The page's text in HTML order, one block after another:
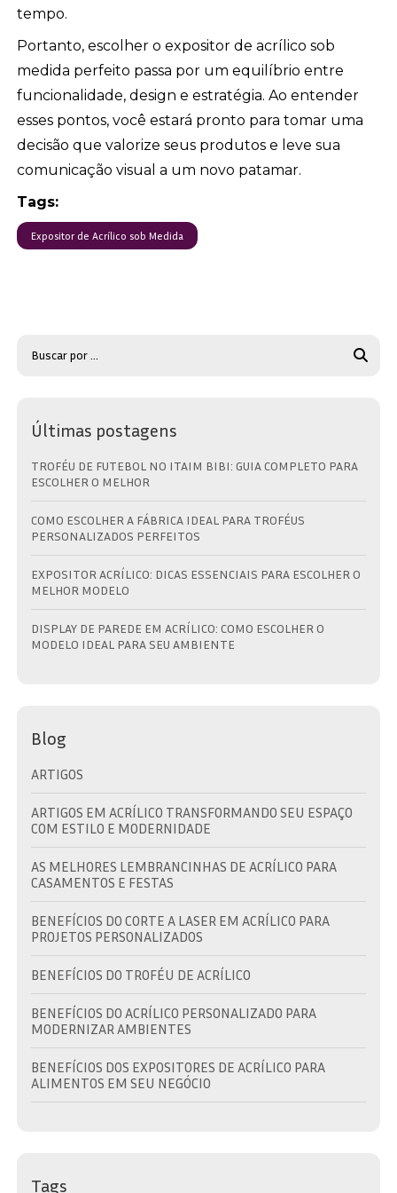
tempo.
Portanto, escolher o expositor de acrílico sob
medida perfeito passa por um equilíbrio entre
funcionalidade, design e estratégia. Ao entender
esses pontos, você estará pronto para tomar uma
decisão que valorize seus produtos e leve sua
comunicação visual a um novo patamar.
Tags:
Expositor de Acrílico sob Medida
Últimas postagens
TROFÉU DE FUTEBOL NO ITAIM BIBI: GUIA COMPLETO PARA
ESCOLHER O MELHOR
COMO ESCOLHER A FÁBRICA IDEAL PARA TROFÉUS
PERSONALIZADOS PERFEITOS
EXPOSITOR ACRÍLICO: DICAS ESSENCIAIS PARA ESCOLHER O
MELHOR MODELO
DISPLAY DE PAREDE EM ACRÍLICO: COMO ESCOLHER O
MODELO IDEAL PARA SEU AMBIENTE
Blog
ARTIGOS
ARTIGOS EM ACRÍLICO TRANSFORMANDO SEU ESPAÇO
COM ESTILO E MODERNIDADE
AS MELHORES LEMBRANCINHAS DE ACRÍLICO PARA
CASAMENTOS E FESTAS
BENEFÍCIOS DO CORTE A LASER EM ACRÍLICO PARA
PROJETOS PERSONALIZADOS
BENEFÍCIOS DO TROFÉU DE ACRÍLICO
BENEFÍCIOS DO ACRÍLICO PERSONALIZADO PARA
MODERNIZAR AMBIENTES
BENEFÍCIOS DOS EXPOSITORES DE ACRÍLICO PARA
ALIMENTOS EM SEU NEGÓCIO
Tags